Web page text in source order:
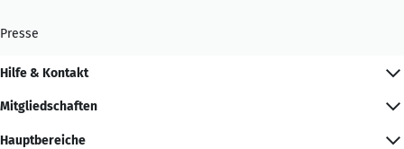
Presse
Hilfe & Kontakt
Mitgliedschaften
Hauptbereiche